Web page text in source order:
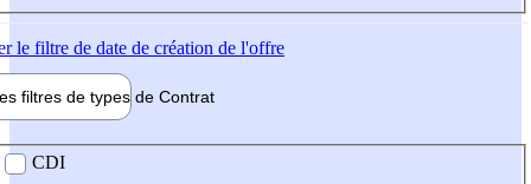
le filtre de date de création de l'offre
filtres de types de Contrat
contrat
CDI